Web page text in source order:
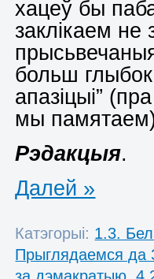
хацеў бы
заклікаем
больш
апазіцыі”
мы
Рэдакцыя.
Далей »
Катэгорыі: 1.3.
Прыглядаемся да